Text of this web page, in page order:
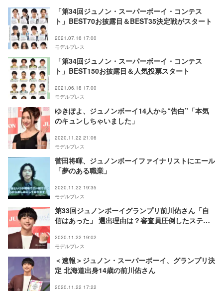
「第34回ジュノン・スーパーボーイ・コンテス
ト」BEST70お披露目＆BEST35決定戦がスタート
2021.07.16 17:00
モデルプレス
「第34回ジュノン・スーパーボーイ・コンテス
ト」BEST150お披露目＆人気投票スタート
2021.06.18 17:00
モデルプレス
ゆきぽよ、ジュノンボーイ14人から“告白”「本気
のキュンしちゃいました」
2020.11.22 21:06
モデルプレス
菅田将暉、ジュノンボーイファイナリストにエール
「夢のある職業」
2020.11.22 19:35
モデルプレス
第33回ジュノンボーイグランプリ前川佑さん「自
信はあった」 選出理由は？審査員圧倒したステー
2020.11.22 19:02
モデルプレス
＜速報＞ジュノン・スーパーボーイ、グランプリ決
定 北海道出身14歳の前川佑さん
2020.11.22 17:22